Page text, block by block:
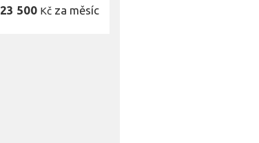
23 500 Kč za měsíc